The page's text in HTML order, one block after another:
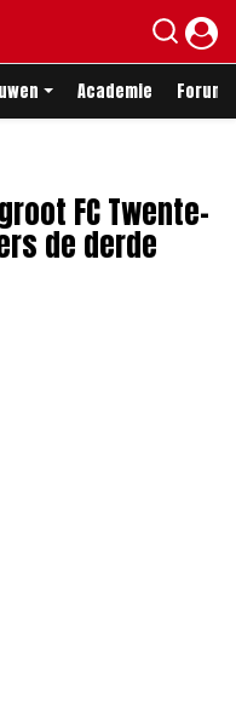
Academie Forum
FC Twente-
de derde